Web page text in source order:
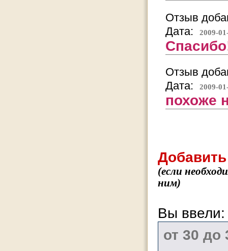
Отзыв
Дата:
2009-
Отзыв
Дата:
2009-
похоже
(если
ним)
Вы